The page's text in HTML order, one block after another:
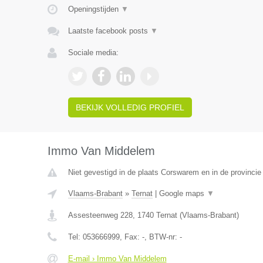
Openingstijden ▼
Laatste facebook posts ▼
Sociale media:
BEKIJK VOLLEDIG PROFIEL
Immo Van Middelem
Niet gevestigd in de plaats Corswarem en in de provincie
Vlaams-Brabant» Ternat| Google maps ▼
Assesteenweg 228, 1740 Ternat(Vlaams-Brabant)
Tel: 053666999, Fax: -, BTW-nr: -
E-mail › Immo Van Middelem